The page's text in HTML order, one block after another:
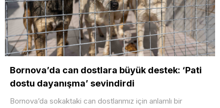
Bornova’da can dostlara büyük destek: ‘Pati
dostu dayanışma’ sevindirdi
Bornova’da sokaktaki can dostlarımız için anlamlı bir